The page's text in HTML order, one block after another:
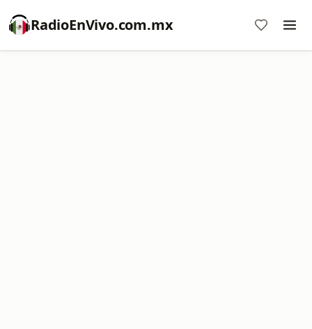
RadioEnVivo.com.mx